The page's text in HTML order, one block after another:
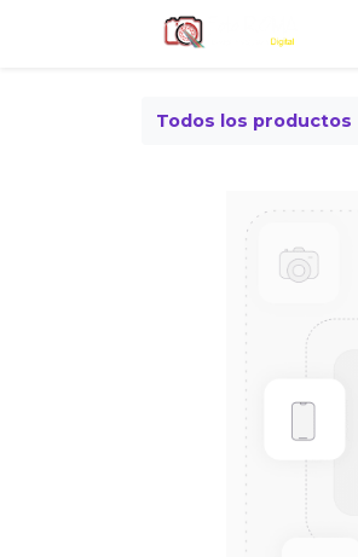
Todos los productos